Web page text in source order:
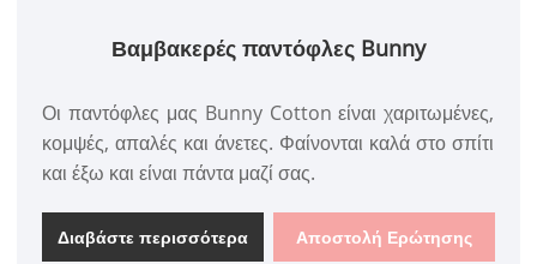
Βαμβακερές παντόφλες Bunny
Οι παντόφλες μας Bunny Cotton είναι χαριτωμένες,
κομψές, απαλές και άνετες. Φαίνονται καλά στο σπίτι
και έξω και είναι πάντα μαζί σας.
Διαβάστε περισσότερα Αποστολή Ερώτησης